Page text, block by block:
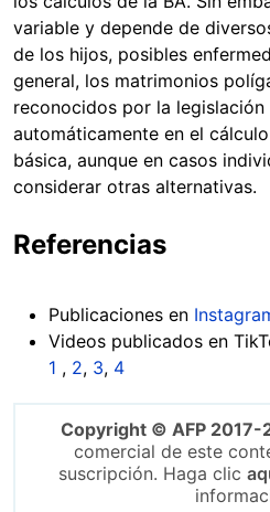
variable y depende de
de los hijos, posibles
general, los matrimonios
reconocidos por la
automáticamente en el
básica, aunque en casos
considerar otras alternativas.
Referencias
Publicaciones en
Videos publicados en
1 , 2, 3, 4
Copyright © AFP 2017-
comercial de este
suscripción. Haga clic